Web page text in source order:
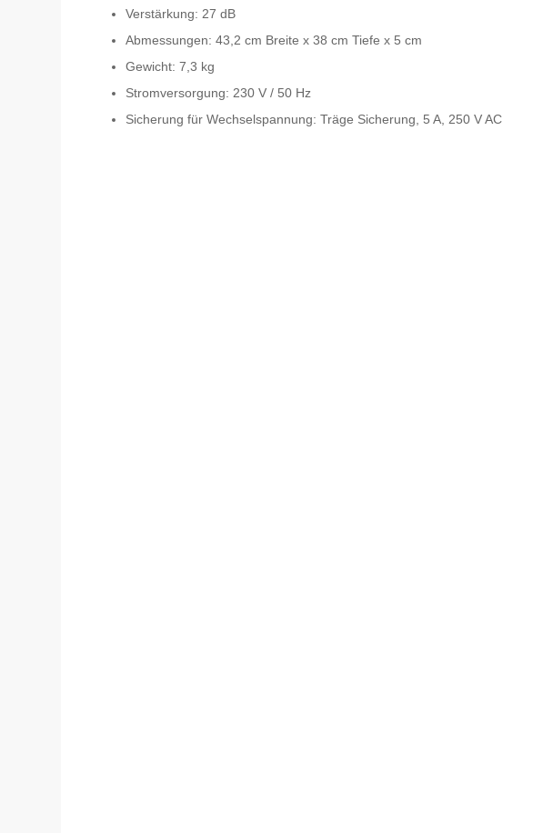
Verstärkung: 27 dB
Abmessungen: 43,2 cm Breite x 38 cm Tiefe x 5 cm
Gewicht: 7,3 kg
Stromversorgung: 230 V / 50 Hz
Sicherung für Wechselspannung: Träge Sicherung, 5 A, 250 V AC